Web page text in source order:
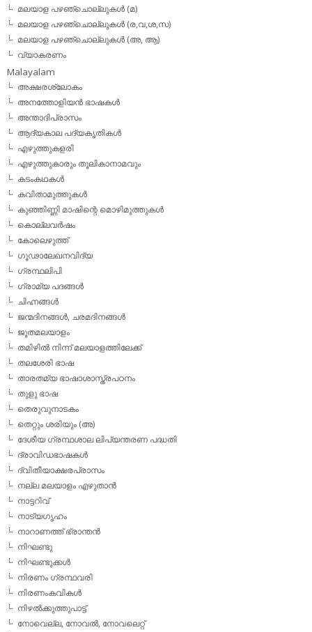
മലയാള പഴഞ്ചൊല്ലുകള്‍ (മ)
മലയാള പഴഞ്ചൊല്ലുകള്‍ (ര,വ,ശ,സ)
മലയാള പഴഞ്ചൊല്ലുകൾ (അ, ആ)
വ്യാകരണം
Malayalam
അക്ഷരശ്ലോകം
അനത്തോളിയന്‍ ഭാഷകള്‍
അന്താദിപ്രാസം
ആദ്യകാല പദ്യകൃതികള്‍
എഴുത്തുകളരി
എഴുത്തുകാരും തൂലികാനാമവും
കടംകഥകള്‍
കവിതാമുത്തുകള്‍
കുഞ്ഞിണ്ണി മാഷിന്റെ മൊഴിമുത്തുകള്‍
കൊല്ലവര്‍ഷം
കോലെഴുത്ത്
ഗൂഢാലേഖനവിദ്യ
ഗ്രന്ഥലിപി
ഗ്രാമ്യ പദങ്ങള്‍
ചിഹ്നങ്ങള്‍
ജന്മദിനങ്ങള്‍, ചരമദിനങ്ങള്‍
ജൂതമലയാളം
തമിഴില്‍ നിന്ന് മലയാളത്തിലേക്ക്
തലശേരി ഭാഷ
താരതമ്യ ഭാഷാശാസ്ത്രപഠനം
തുളു ഭാഷ
തെരുവുനാടകം
തെറ്റും ശരിയും (അ)
ദേശീയ ഗ്രന്ഥശാല ലിപ്യന്തരണ പദ്ധതി
ദ്രാവിഡഭാഷകള്‍
ദ്വിതീയാക്ഷരപ്രാസം
നല്ല മലയാളം എഴുതാന്‍
നാട്ടറിവ്
നാട്യഗൃഹം
നാറാണത്ത് ഭ്രാന്തന്‍
നിഘണ്ടു
നിഘണ്ടുക്കള്‍
നിരണം ഗ്രന്ഥവരി
നിരണംകവികള്‍
നിഴല്‍ക്കുത്തുപാട്ട്
നോവെല്ല, നോവല്‍, നോവലെറ്റ്